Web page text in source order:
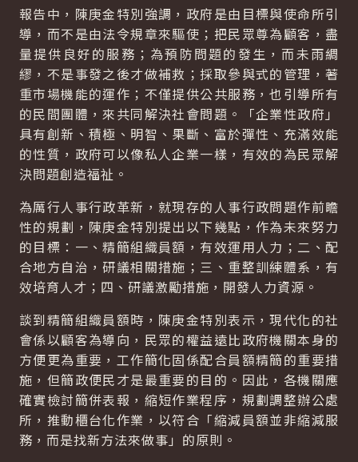
報告中，陳庚金特別強調，政府是由目標與使命所引
導，而不是由法令規章來驅使；把民眾尊為顧客，盡
量提供良好的服務；為預防問題的發生，而未雨綢
繆，不是事發之後才做補救；採取參與式的管理，著
重市場機能的運作；不僅提供公共服務，也引導所有
的民間團體，來共同解決社會問題。「企業性政府」
具有創新、積極、明智、果斷、富於彈性、充滿效能
的性質，政府可以像私人企業一樣，有效的為民眾解
決問題創造福祉。
為厲行人事行政革新，就現存的人事行政問題作前瞻
性的規劃，陳庚金特別提出以下幾點，作為未來努力
的目標：一、精簡組織員額，有效運用人力；二、配
合地方自治，研議相關措施；三、重整訓練體系，有
效培育人才；四、研議激勵措施，開發人力資源。
談到精簡組織員額時，陳庚金特別表示，現代化的社
會係以顧客為導向，民眾的權益遠比政府機關本身的
方便更為重要，工作簡化固係配合員額精簡的重要措
施，但簡政便民才是最重要的目的。因此，各機關應
確實檢討簡併表報，縮短作業程序，規劃調整辦公處
所，推動櫃台化作業，以符合「縮減員額並非縮減服
務，而是找新方法來做事」的原則。